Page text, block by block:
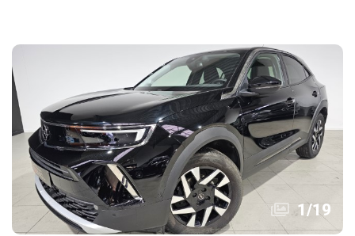
1/19